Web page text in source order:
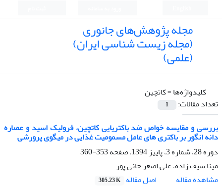
مجله پژوهش‌های جانوری
(مجله زیست شناسی ایران)
(علمی)
کلیدواژه‌ها =کاتچین
تعداد مقالات:
1
بررسی و مقایسه خواص ضد باکتریایی کاتچین، فرولیک اسید و عصاره
دانه انگور بر باکتری های عامل مسمومیت غذایی در میگوی پرورشی
دوره 28، شماره 3، پاییز 1394، صفحه
353-360
مینا سیف زاده، علی اصغر خانی پور
مشاهده مقاله
اصل مقاله 305.23 K